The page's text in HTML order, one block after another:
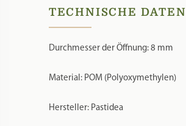
TECHNISCHE DATEN
Durchmesser der Öffnung: 8 mm
Material: POM (Polyoxymethylen)
Hersteller: Pastidea